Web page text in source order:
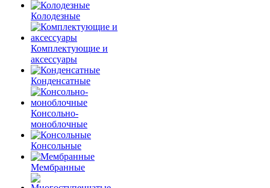
Колодезные
Комплектующие и
аксессуары
Конденсатные
Консольно-
моноблочные
Консольные
Мембранные